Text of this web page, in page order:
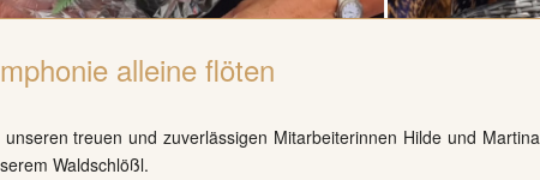
alleine flöten
treuen und zuverlässigen Mitarbeiterinnen Hilde und
Waldschlößl.